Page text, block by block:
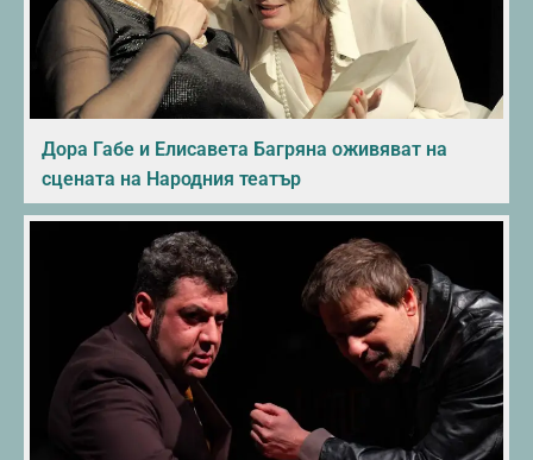
Дора Габе и Елисавета Багряна оживяват на
сцената на Народния театър